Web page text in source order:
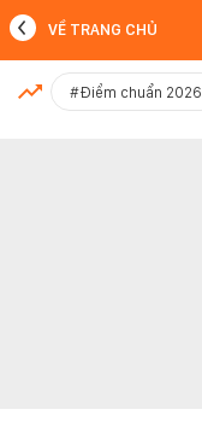
MỚI NHẤT
VỀ TRANG CHỦ
#Điểm chuẩn 2026